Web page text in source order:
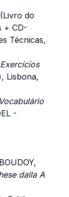
do
+ CD-
Técnicas,
Lisbona,
-
dalla A